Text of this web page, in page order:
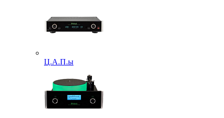
Ц.А.П.ы